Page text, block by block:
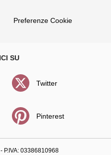
Preferenze Cookie
Twitter
Pinterest
- P.IVA: 03386810968